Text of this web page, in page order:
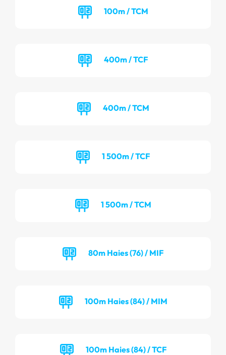
100m / TCM
400m / TCF
400m / TCM
1 500m / TCF
1 500m / TCM
80m Haies (76) / MIF
100m Haies (84) / MIM
100m Haies (84) / TCF